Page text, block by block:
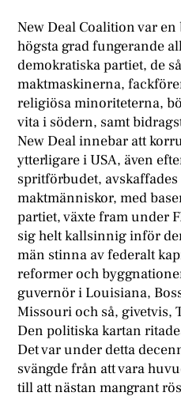
New Deal Coalition var
högsta grad fungerande
demokratiska partiet, de
maktmaskinerna,
religiösa minoriteterna,
vita i södern, samt
New Deal innebar att
ytterligare i USA, även
spritförbudet, avskaffades
maktmänniskor, med
partiet, växte fram under
sig helt kallsinnig inför
män stinna av federalt
reformer och
guvernör i Louisiana,
Missouri och så, givetvis,
Den politiska kartan
Det var under detta
svängde från att vara
till att nästan mangrant